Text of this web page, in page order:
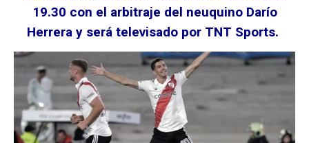
19.30 con el arbitraje del neuquino Darío
Herrera y será televisado por TNT Sports.